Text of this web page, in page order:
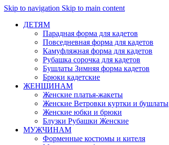
Skip to navigation Skip to main content
ДЕТЯМ
Парадная форма для кадетов
Повседневная форма для кадетов
Камуфляжная форма для кадетов
Рубашка сорочка для кадетов
Бушлаты Зимняя форма кадетов
Брюки кадетские
ЖЕНЩИНАМ
Женские платья-жакеты
Женские Ветровки куртки и бушлаты
Женские юбки и брюки
Блузки Рубашки Женские
МУЖЧИНАМ
Форменные костюмы и кителя